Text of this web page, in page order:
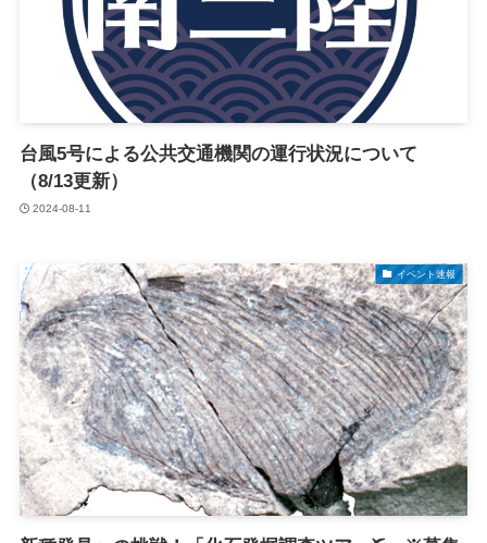
台風5号による公共交通機関の運行状況について
（8/13更新）
2024-08-11
イベント速報